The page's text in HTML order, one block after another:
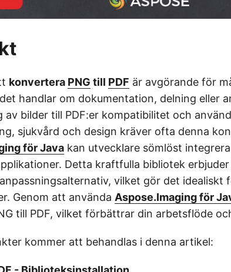
konvertera PNG till PDF är avgörande för
handlar om dokumentation, delning eller
av bilder till PDF:er kompatibilitet och
sjukvård och design kräver ofta denna
för Java kan utvecklare sömlöst
Detta kraftfulla bibliotek
vilket gör det idealiskt
Genom att använda Aspose.Imaging för
till PDF, vilket förbättrar din arbetsflöde
kommer att behandlas i denna artikel: